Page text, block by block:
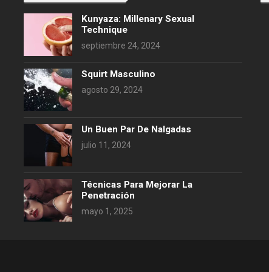
Kunyaza: Millenary Sexual
Technique
septiembre 24, 2024
Squirt Masculino
agosto 29, 2024
Un Buen Par De Nalgadas
julio 11, 2024
Técnicas Para Mejorar La
Penetración
mayo 1, 2025